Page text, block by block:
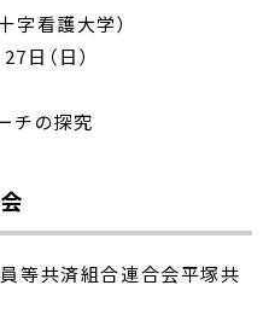
字看護大学）
日（日）
チの探究
等共済組合連合会平塚共